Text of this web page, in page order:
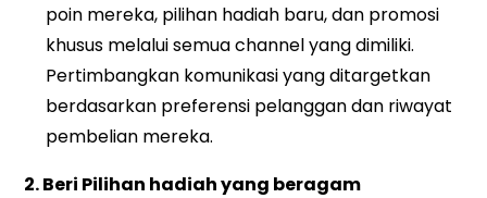
poin mereka, pilihan hadiah baru, dan promosi
khusus melalui semua channel yang dimiliki.
Pertimbangkan komunikasi yang ditargetkan
berdasarkan preferensi pelanggan dan riwayat
pembelian mereka.
2. Beri Pilihan hadiah yang beragam